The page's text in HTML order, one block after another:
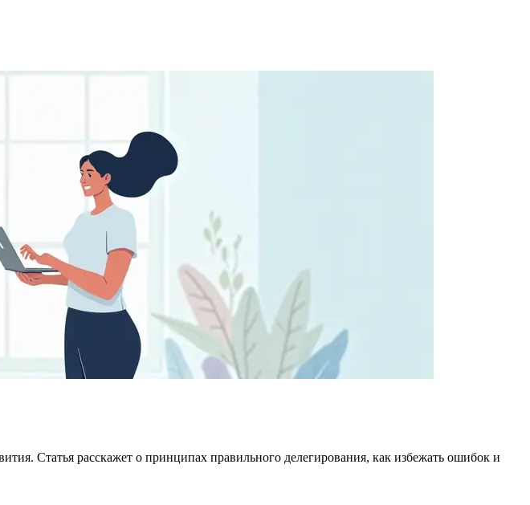
Статья расскажет о принципах правильного делегирования, как избежать ошибок и